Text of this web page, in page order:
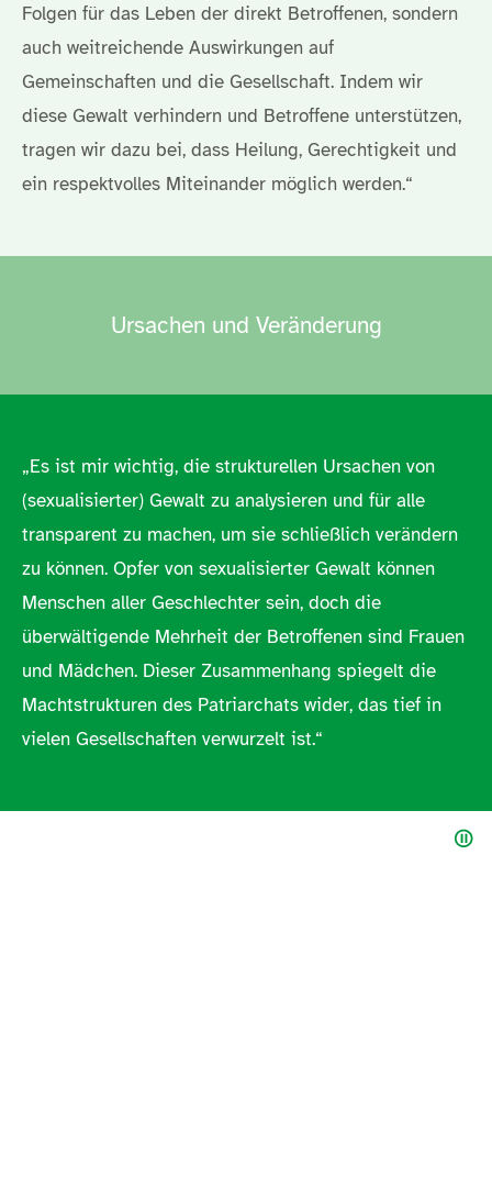
Folgen für das Leben der direkt Betroffenen, sondern
auch weitreichende Auswirkungen auf
Gemeinschaften und die Gesellschaft. Indem wir
diese Gewalt verhindern und Betroffene unterstützen,
tragen wir dazu bei, dass Heilung, Gerechtigkeit und
ein respektvolles Miteinander möglich werden.“
Ursachen und Veränderung
„Es ist mir wichtig, die strukturellen Ursachen von
(sexualisierter) Gewalt zu analysieren und für alle
transparent zu machen, um sie schließlich verändern
zu können. Opfer von sexualisierter Gewalt können
Menschen aller Geschlechter sein, doch die
überwältigende Mehrheit der Betroffenen sind Frauen
und Mädchen. Dieser Zusammenhang spiegelt die
Machtstrukturen des Patriarchats wider, das tief in
vielen Gesellschaften verwurzelt ist.“